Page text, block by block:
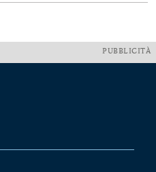
PUBBLICITÀ